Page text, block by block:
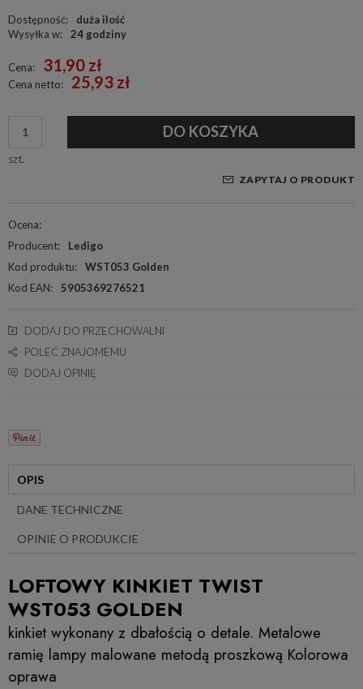
Dostępność:
duża ilość
Wysyłka w:
24 godziny
Cena: 31,90 zł
Cena netto: 25,93 zł
szt.
DO KOSZYKA
ZAPYTAJ O PRODUKT
Ocena:
Producent:
Ledigo
Kod produktu:
WST053 Golden
Kod EAN:
5905369276521
DODAJ DO PRZECHOWALNI
POLEĆ ZNAJOMEMU
DODAJ OPINIĘ
OPIS
DANE TECHNICZNE
OPINIE O PRODUKCIE
LOFTOWY KINKIET TWIST
WST053 GOLDEN
kinkiet wykonany z dbałością o detale. Metalowe
ramię lampy malowane metodą proszkową Kolorowa
oprawa